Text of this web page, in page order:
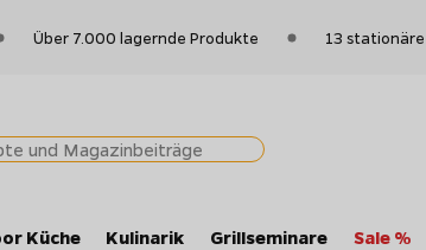
Über 7.000 lagernde Produkte 13
Küche Kulinarik Grillseminare Sale %